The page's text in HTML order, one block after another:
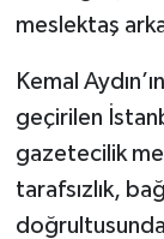
meslektaş
Kemal
geçirilen
gazetecilik
tarafsızlık,